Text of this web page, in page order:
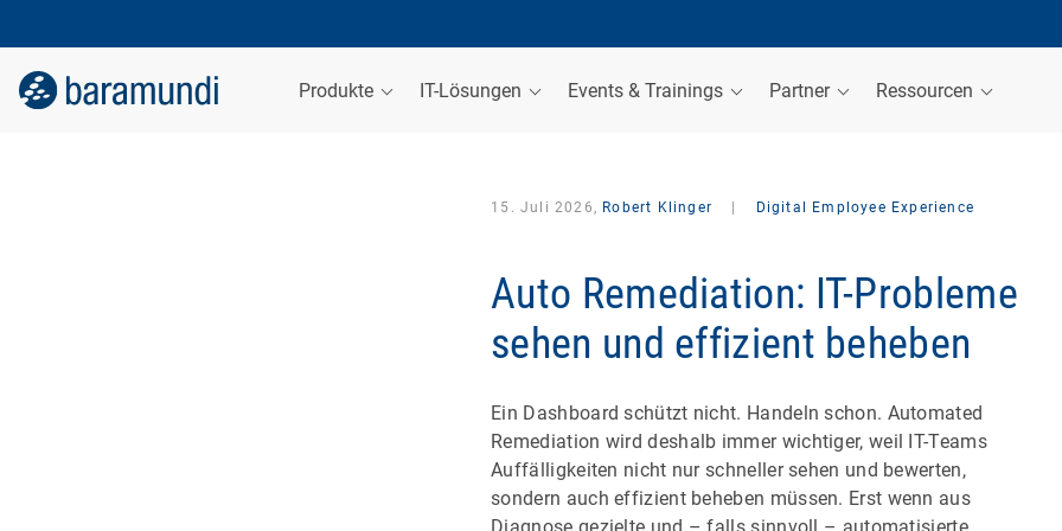
Produkte IT-Lösungen Events & Trainings Partner Ressourcen
15. Juli 2026, Robert Klinger Digital Employee Experience
Auto Remediation: IT-Probleme
sehen und effizient beheben
Ein Dashboard schützt nicht. Handeln schon. Automated
Remediation wird deshalb immer wichtiger, weil IT-Teams
Auffälligkeiten nicht nur schneller sehen und bewerten,
sondern auch effizient beheben müssen. Erst wenn aus